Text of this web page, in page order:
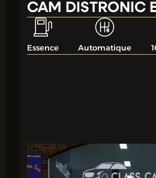
CAM DISTRONIC
Essence Automatique